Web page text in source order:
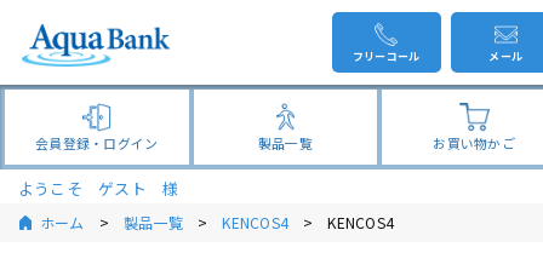
製品一覧
会員登録・ログイン お買い物かご
フリーコール メール
ようこそ ゲスト 様
ホーム 製品一覧 KENCOS4 KENCOS4